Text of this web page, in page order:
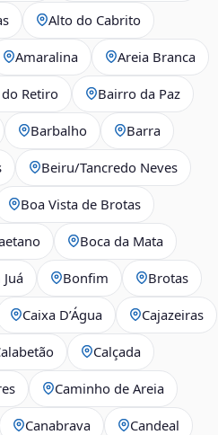
Alto do Cabrito
Amaralina Areia Branca
Retiro Bairro da Paz
Barbalho Barra
Beiru/Tancredo Neves
Boa Vista de Brotas
Boca da Mata
Bonfim Brotas
Caixa D’Água Cajazeiras
Calçada
Caminho de Areia
Canabrava Candeal